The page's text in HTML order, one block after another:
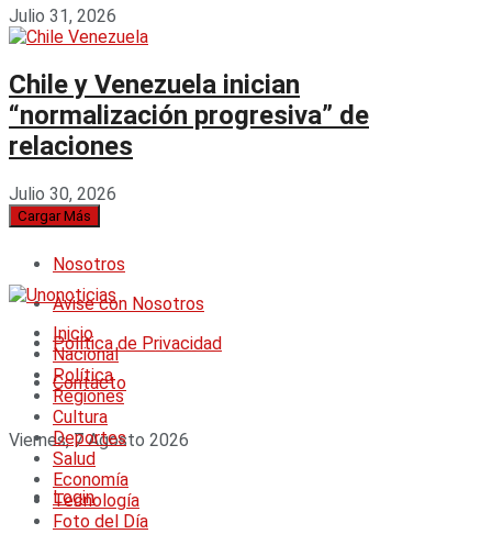
Julio 31, 2026
Chile y Venezuela inician
“normalización progresiva” de
relaciones
Julio 30, 2026
Cargar Más
Nosotros
Avise con Nosotros
Política de Privacidad
Contacto
Viernes, 7 Agosto 2026
Login
Inicio
Nacional
Política
Regiones
Cultura
Deportes
Salud
Economía
Tecnología
Foto del Día